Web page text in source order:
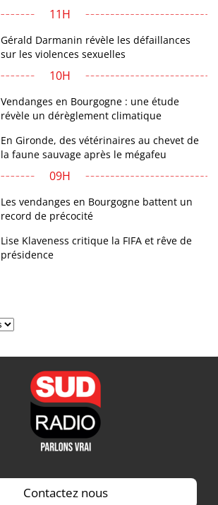
11H
Gérald Darmanin révèle les défaillances
sur les violences sexuelles
10H
Vendanges en Bourgogne : une étude
révèle un dérèglement climatique
En Gironde, des vétérinaires au chevet de
la faune sauvage après le mégafeu
09H
Les vendanges en Bourgogne battent un
record de précocité
Lise Klaveness critique la FIFA et rêve de
présidence
Contactez nous